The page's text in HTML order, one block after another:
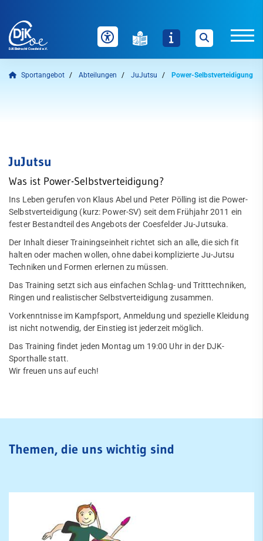
Sportangebot Abteilungen JuJutsu Power-Selbstverteidigung
JuJutsu
Was ist Power-Selbstverteidigung?
Ins Leben gerufen von Klaus Abel und Peter Pölling ist die Power-
Selbstverteidigung (kurz: Power-SV) seit dem Frühjahr 2011 ein
fester Bestandteil des Angebots der Coesfelder Ju-Jutsuka.
Der Inhalt dieser Trainingseinheit richtet sich an alle, die sich fit
halten oder machen wollen, ohne dabei komplizierte Ju-Jutsu
Techniken und Formen erlernen zu müssen.
Das Training setzt sich aus einfachen Schlag- und Tritttechniken,
Ringen und realistischer Selbstverteidigung zusammen.
Vorkenntnisse im Kampfsport, Anmeldung und spezielle Kleidung
ist nicht notwendig, der Einstieg ist jederzeit möglich.
Das Training findet jeden Montag um 19:00 Uhr in der DJK-
Sporthalle statt.
Wir freuen uns auf euch!
Themen, die uns wichtig sind
Auf einen Blick
Abteilungen
Badminton
Bogensport
Dart
Handball
JuJutsu
Trainingszeiten
Trainer:innen
Leichtathletik
Schach
die nachfolgenden Schaltflächen wählen.
Quicklinks
Sportangebote
Abteilungen
Angebote mobile
Angebote SportWelt
Kinder & Jugendliche
Fitnessstudio
Mitglied werden